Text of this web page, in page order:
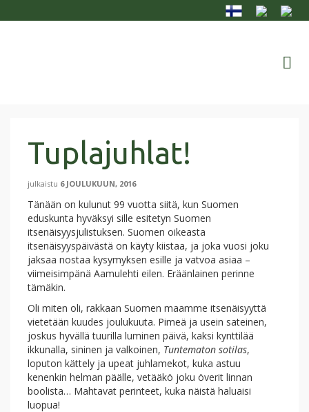
Tuplajuhlat!
julkaistu 6 JOULUKUUN, 2016
Tänään on kulunut 99 vuotta siitä, kun Suomen
eduskunta hyväksyi sille esitetyn Suomen
itsenäisyysjulistuksen. Suomen oikeasta
itsenäisyyspäivästä on käyty kiistaa, ja joka vuosi joku
jaksaa nostaa kysymyksen esille ja vatvoa asiaa –
viimeisimpänä Aamulehti eilen. Eräänlainen perinne
tämäkin.
Oli miten oli, rakkaan Suomen maamme itsenäisyyttä
vietetään kuudes joulukuuta. Pimeä ja usein sateinen,
joskus hyvällä tuurilla luminen päivä, kaksi kynttilää
ikkunalla, sininen ja valkoinen, Tuntematon sotilas,
loputon kättely ja upeat juhlamekot, kuka astuu
kenenkin helman päälle, vetääkö joku överit linnan
boolista… Mahtavat perinteet, kuka näistä haluaisi
luopua!